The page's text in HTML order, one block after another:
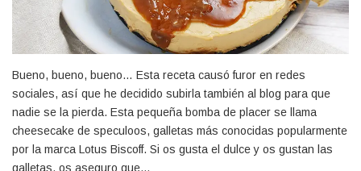
Bueno, bueno, bueno… Esta receta causó furor en redes
sociales, así que he decidido subirla también al blog para que
nadie se la pierda. Esta pequeña bomba de placer se llama
cheesecake de speculoos, galletas más conocidas popularmente
por la marca Lotus Biscoff. Si os gusta el dulce y os gustan las
galletas, os aseguro que…